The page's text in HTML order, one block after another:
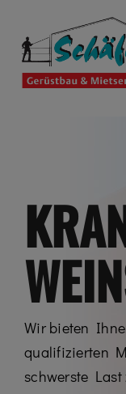
Inhalt
springen
Kranarbeiten
Schulungen
Galerie
Sponsoring
Kontakt
Wir bieten
qualifizierten
schwerste Last